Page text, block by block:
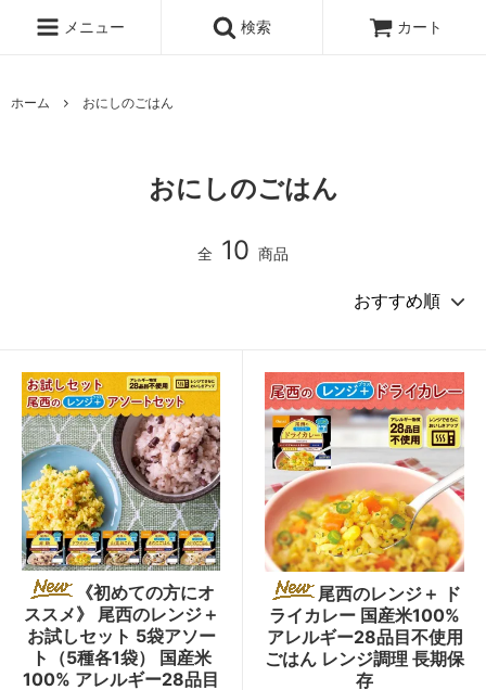
メニュー 検索 カート
ホーム おにしのごはん
おにしのごはん
全 10 商品
《初めての方にオ
ススメ》 尾西のレンジ＋
お試しセット 5袋アソー
ト（5種各1袋） 国産米
100% アレルギー28品目
尾西のレンジ＋ ド
ライカレー 国産米100%
アレルギー28品目不使用
ごはん レンジ調理 長期保
存